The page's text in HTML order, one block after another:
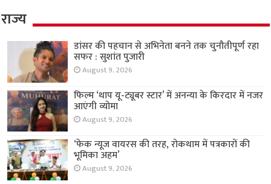
राज्य
डांसर की पहचान से अभिनेता बनने तक चुनौतीपूर्ण रहा
सफर : सुशांत पुजारी
August 9, 2026
फिल्म ‘थाप यू-ट्यूबर स्टार’ में अनन्या के किरदार में नजर
आएंगी व्योमा
August 9, 2026
‘फेक न्यूज वायरस की तरह, रोकथाम में पत्रकारों की
भूमिका अहम’
August 9, 2026